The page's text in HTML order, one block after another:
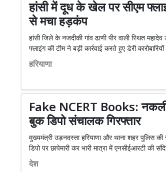
हांसी में दूध के खेल पर सीएम
से मचा हड़कंप
हांसी जिले के नजदीकी गांव ढाणी पीर वाली स्थित
फ्लाइंग की टीम ने बड़ी कार्रवाई करते हुए डेरी
हरियाणा
Fake NCERT Books:
बुक डिपो संचालक गिरफ्तार
मुख्यमंत्री उड़नदस्ता हरियाणा और थाना शहर पुलिस
डिपो पर छापेमारी कर भारी मात्रा में एनसीईआरटी की
देश